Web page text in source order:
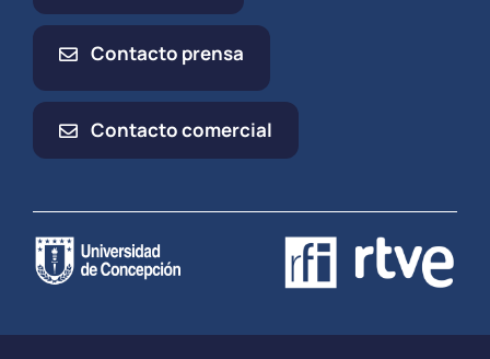
Contacto prensa
Contacto comercial